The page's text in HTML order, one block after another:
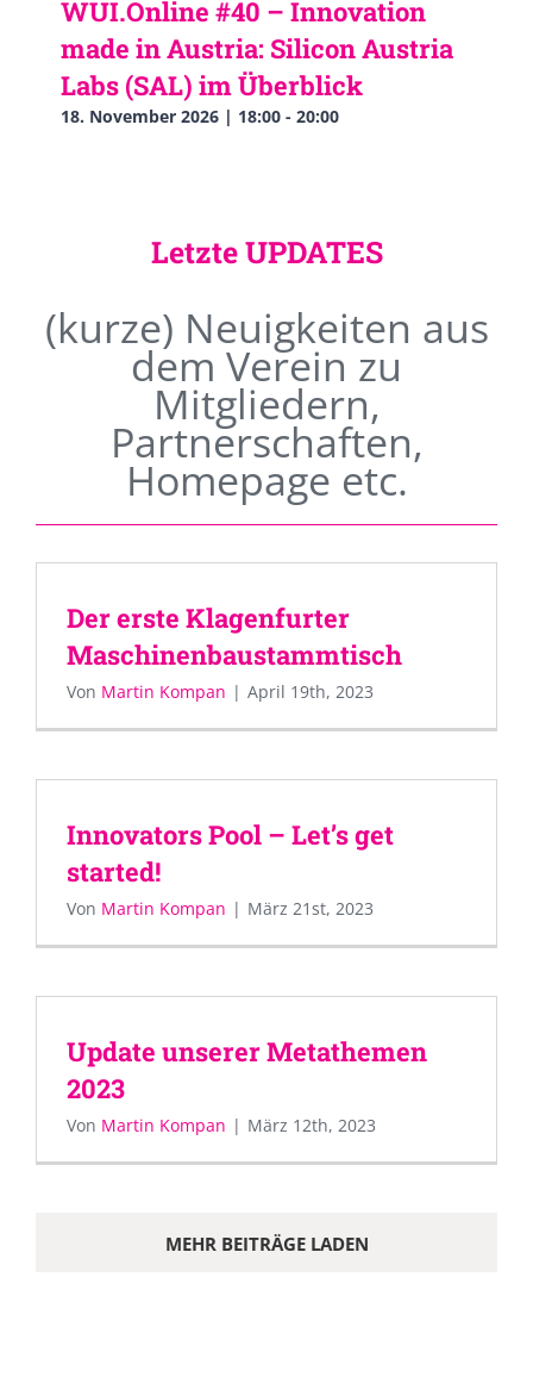
WUI.Online #40 – Innovation
made in Austria: Silicon Austria
Labs (SAL) im Überblick
18. November 2026 | 18:00 - 20:00
Letzte UPDATES
(kurze) Neuigkeiten aus
dem Verein zu
Mitgliedern,
Partnerschaften,
Homepage etc.
Der erste Klagenfurter
Maschinenbaustammtisch
Von Martin Kompan | April 19th, 2023
Innovators Pool – Let’s get
started!
Von Martin Kompan | März 21st, 2023
Update unserer Metathemen
2023
Von Martin Kompan | März 12th, 2023
MEHR BEITRÄGE LADEN